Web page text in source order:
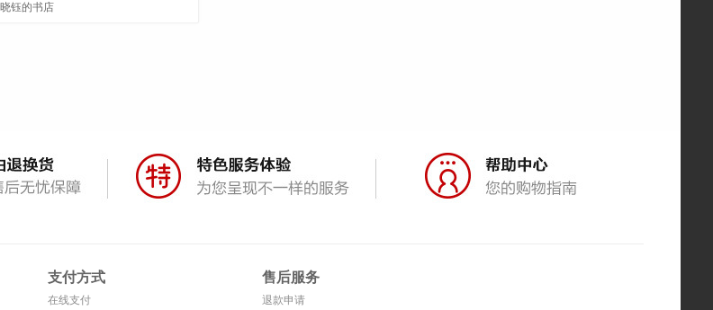
晓钰的书店
支付方式
在线支付
售后服务
退款申请